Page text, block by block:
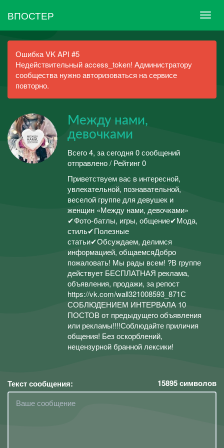
ВПОСТЕР
Ошибка VK API #5
Недействительный access_token! Администратору
сообщества нужно авторизоваться на сервисе
повторно.
Между нами,
девочками
Всего 4, за сегодня 0 сообщений
отправлено / Рейтинг 0
Приветствуем вас в интересной,
увлекательной, познавательной,
веселой группе для девушек и
женщин «Между нами, девочками»
✔Фото-батлы, игры, общение✔Мода,
стиль✔Полезные
статьи✔Обсуждаем, делимся
информацией, общаемсяДобро
пожаловать! Мы рады всем! ?В группе
действует БЕСПЛАТНАЯ реклама,
объявления, продажи, за репост
https://vk.com/wall321008593_871С
СОБЛЮДЕНИЕМ ИНТЕРВАЛА 10
ПОСТОВ от предыдущего объявления
или рекламы!!!!Соблюдайте приличия
общения! Без оскорблений,
нецензурной бранной лексики!
Текст сообщения: 15895символов